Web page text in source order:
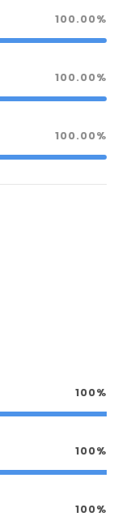
100.00%
100.00%
100.00%
100%
100%
100%